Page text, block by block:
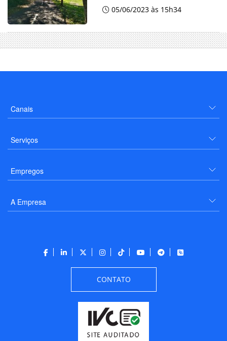
05/06/2023 às 15h34
Canais
Serviços
Empregos
A Empresa
CONTATO